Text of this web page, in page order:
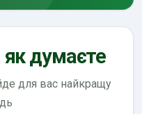
як думаєте
для вас найкращу